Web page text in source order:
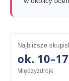
Najbliższe
ok.
Międzyzdroje